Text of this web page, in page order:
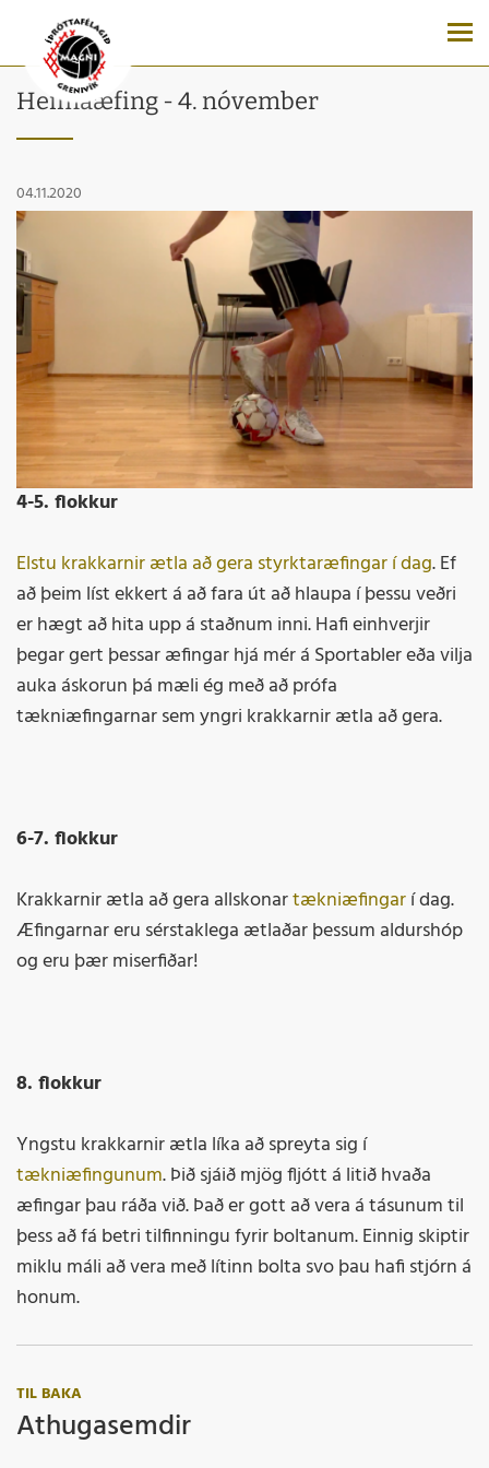
Heimaæfing - 4. nóvember
04.11.2020
4-5. flokkur
Elstu krakkarnir ætla að gera styrktaræfingar í dag. Ef
að þeim líst ekkert á að fara út að hlaupa í þessu veðri
er hægt að hita upp á staðnum inni. Hafi einhverjir
þegar gert þessar æfingar hjá mér á Sportabler eða vilja
auka áskorun þá mæli ég með að prófa
tækniæfingarnar sem yngri krakkarnir ætla að gera.
6-7. flokkur
Krakkarnir ætla að gera allskonartækniæfingarí dag.
Æfingarnar eru sérstaklega ætlaðar þessum aldurshóp
og eru þær miserfiðar!
8. flokkur
Yngstu krakkarnir ætla líka að spreyta sig í
tækniæfingunum. Þið sjáið mjög fljótt á litið hvaða
æfingar þau ráða við. Það er gott að vera á tásunum til
þess að fá betri tilfinningu fyrir boltanum. Einnig skiptir
miklu máli að vera með lítinn bolta svo þau hafi stjórn á
honum.
TIL BAKA
Athugasemdir